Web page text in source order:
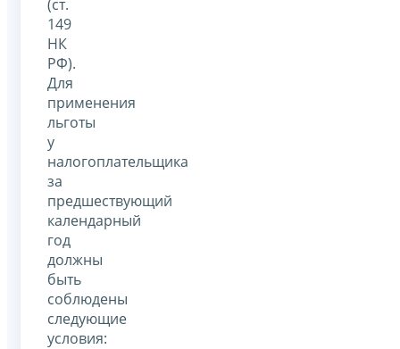
(ст.
149
НК
РФ).
Для
применения
льготы
у
налогоплательщика
за
предшествующий
календарный
год
должны
быть
соблюдены
следующие
условия: